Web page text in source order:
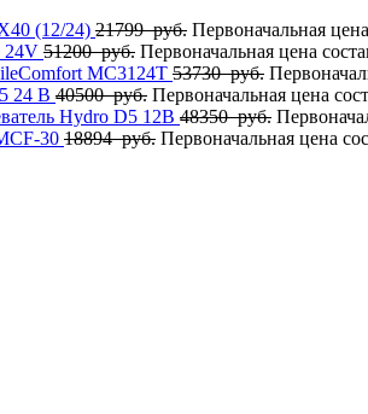
(12/24) 21799руб. Первоначальная
24V 51200руб. Первоначальная цена
MC3124T 53730руб.
24 В 40500руб. Первоначальная цена
Hydro D5 12В 48350руб.
30 18894руб. Первоначальная цена